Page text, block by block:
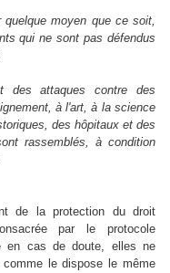
moyen que ce soit,
qui ne sont pas défendus
des attaques contre des
à l'art, à la science
des hôpitaux et des
rassemblés, à condition
de la protection du droit
par le protocole
en cas de doute, elles ne
le dispose le même